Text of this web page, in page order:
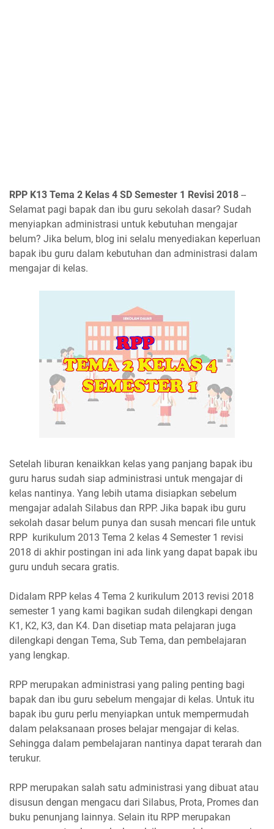
RPP K13 Tema 2 Kelas 4 SD Semester 1 Revisi 2018 --
Selamat pagi bapak dan ibu guru sekolah dasar? Sudah
menyiapkan administrasi untuk kebutuhan mengajar
belum? Jika belum, blog ini selalu menyediakan keperluan
bapak ibu guru dalam kebutuhan dan administrasi dalam
mengajar di kelas.
Setelah liburan kenaikkan kelas yang panjang bapak ibu
guru harus sudah siap administrasi untuk mengajar di
kelas nantinya. Yang lebih utama disiapkan sebelum
mengajar adalah Silabus dan RPP. Jika bapak ibu guru
sekolah dasar belum punya dan susah mencari file untuk
RPP kurikulum 2013 Tema 2 kelas 4 Semester 1 revisi
2018 di akhir postingan ini ada link yang dapat bapak ibu
guru unduh secara gratis.
Didalam RPP kelas 4 Tema 2 kurikulum 2013 revisi 2018
semester 1 yang kami bagikan sudah dilengkapi dengan
K1, K2, K3, dan K4. Dan disetiap mata pelajaran juga
dilengkapi dengan Tema, Sub Tema, dan pembelajaran
yang lengkap.
RPP merupakan administrasi yang paling penting bagi
bapak dan ibu guru sebelum mengajar di kelas. Untuk itu
bapak ibu guru perlu menyiapkan untuk mempermudah
dalam pelaksanaan proses belajar mengajar di kelas.
Sehingga dalam pembelajaran nantinya dapat terarah dan
terukur.
RPP merupakan salah satu administrasi yang dibuat atau
disusun dengan mengacu dari Silabus, Prota, Promes dan
buku penunjang lainnya. Selain itu RPP merupakan